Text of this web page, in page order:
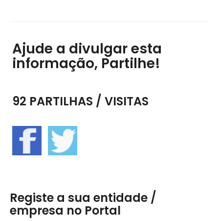
Ajude a divulgar esta
informação, Partilhe!
92 PARTILHAS / VISITAS
Registe a sua entidade /
empresa no Portal